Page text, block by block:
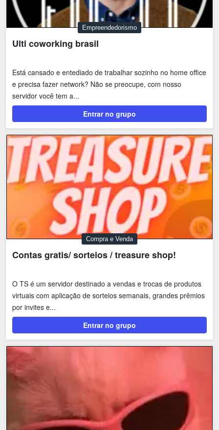
Empreendedorismo
Ulti coworking brasil
Está cansado e entediado de trabalhar sozinho no home office
e precisa fazer network? Não se preocupe, com nosso
servidor você tem a...
Entrar no grupo
Compra e Venda
Contas gratis/ sorteios / treasure shop!
O TS é um servidor destinado a vendas e trocas de produtos
virtuais com aplicação de sorteios semanais, grandes prêmios
por invites e...
Entrar no grupo